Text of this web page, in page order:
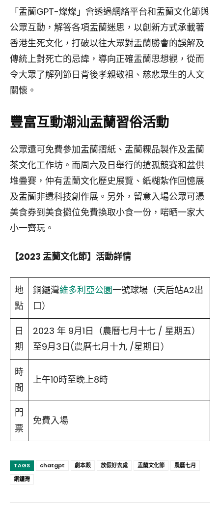
「盂蘭GPT-燦燦」會透過網絡平台和盂蘭文化節與
公眾互動，解答各項盂蘭迷思，以創新方式承載著
香港生死文化，打破以往大眾對盂蘭勝會的誤解及
傳統上對死亡的忌諱，導向正確盂蘭思想觀，從而
令大眾了解列節日背後孝親敬祖、慈悲眾生的人文
關懷。
豐富互動潮汕盂蘭習俗活動
公眾還可免費參加盂蘭摺紙、盂蘭粿品製作及盂蘭
茶文化工作坊。而周六及日舉行的搶孤競賽和盆供
堆疊賽，仲有盂蘭文化歷史展覽、紙糊紮作回憶展
及盂蘭非遺科技創作展。另外，留意入場公眾可憑
美食券到美食攤位免費換取小食一份，啱晒一家大
小一齊玩。
【2023 盂蘭文化節】活動詳情
地
點
銅鑼灣維多利亞公園一號球場（天后站A2出
口）
日
期
2023 年 9月1日（農曆七月十七 / 星期五）
至9月3日(農曆七月十九 /星期日）
時
間
上午10時至晚上8時
門
票
免費入場
TAGS chatgpt 劇本殺 放假好去處 盂蘭文化節
農曆七月
銅鑼灣